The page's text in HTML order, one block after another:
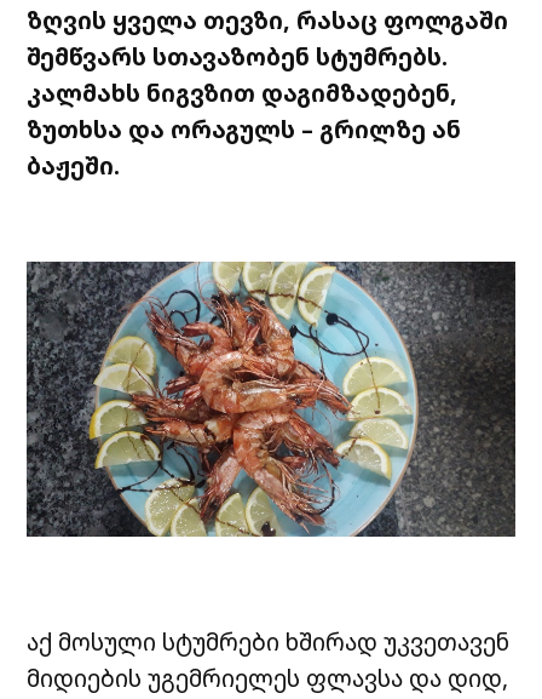
ზღვის ყველა თევზი, რასაც ფოლგაში
შემწვარს სთავაზობენ სტუმრებს.
კალმახს ნიგვზით დაგიმზადებენ,
ზუთხსა და ორაგულს – გრილზე ან
ბაჟეში.
აქ მოსული სტუმრები ხშირად უკვეთავენ
მიდიების უგემრიელეს ფლავსა და დიდ,